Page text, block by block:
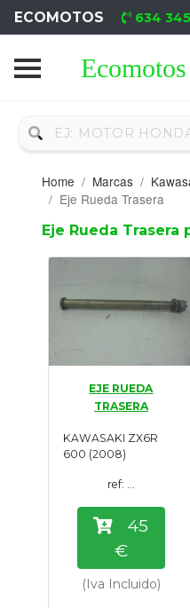
ECOMOTOS 634
Home
Nuevo
Neumáticos
Campa
Nuevos
Motores
Usados
Formulario
Empresa
Contacto
Home Marcas
Eje Rueda Trasera
Eje Rueda Trasera
EJE RUEDA
TRASERA
KAWASAKI ZX6R
600 (2008)
ref: ...
45
€
(Iva Incluido)